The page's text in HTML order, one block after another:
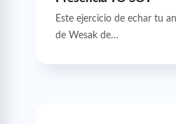
Este ejercicio de echar tu
de Wesak de…